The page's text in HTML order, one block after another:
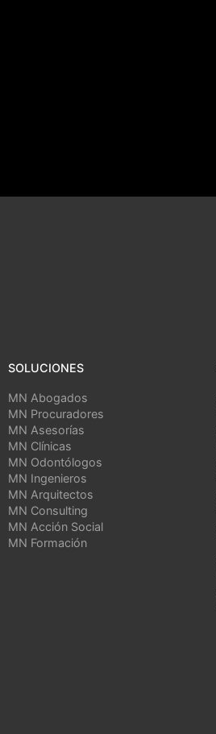
SOLUCIONES
MN Abogados
MN Procuradores
MN Asesorías
MN Clínicas
MN Odontólogos
MN Ingenieros
MN Arquitectos
MN Consulting
MN Acción Social
MN Formación